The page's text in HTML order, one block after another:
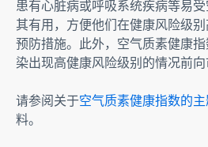
患有心脏病或呼吸系统疾病等易
其有用，方便他们在健康风险级
预防措施。此外，空气质素健康
染出现高健康风险级别的情况前向
请参阅关于空气质素健康指数的
料。